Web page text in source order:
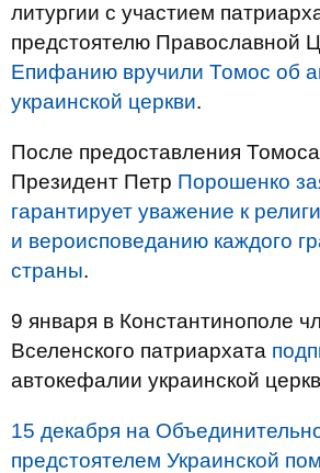
литургии с участием
предстоятелю Православной
Епифанию вручили Томос об
украинской церкви.
После предоставления
Президент Петр Порошенко
гарантирует уважение к
и вероисповеданию каждого
страны.
9 января в Константинополе
Вселенского патриархата
автокефалии украинской
15 декабря на
предстоятелем Украинской